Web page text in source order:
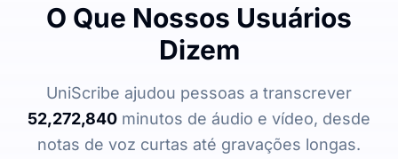
O Que Nossos Usuários
Dizem
UniScribe ajudou pessoas a transcrever
52,272,840 minutos de áudio e vídeo, desde
notas de voz curtas até gravações longas.